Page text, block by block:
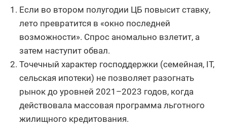
Ивановская
451 16,24
Тамбовская
область
11,17
Смоленская
область
Сахалинская
область
393 31
Если во втором полугодии ЦБ повысит ставку,
лето превратится в «окно последней
возможности». Спрос аномально взлетит, а
затем наступит обвал.
Точечный характер господдержки (семейная, IT,
сельская ипотеки) не позволяет разогнать
рынок до уровней 2021–2023 годов, когда
действовала массовая программа льготного
жилищного кредитования.